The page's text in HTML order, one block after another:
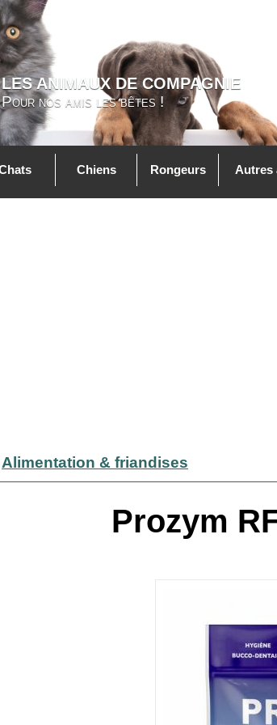
LES ANIMAUX DE COMPAGNIE
Pour nos amis les bêtes !
Chiens Rongeurs Autres
Alimentation & friandises
Prozym